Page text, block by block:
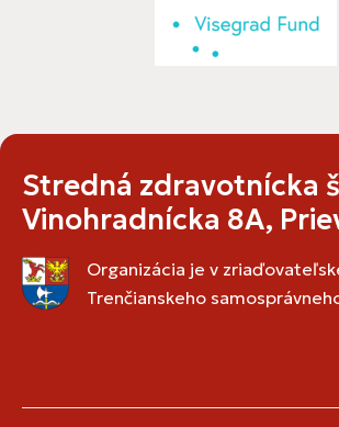
Stredná zdravotnícka
Vinohradnícka 8A,
Organizácia je v
Trenčianskeho